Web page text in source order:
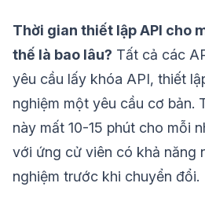
Thời gian thiết lập API cho
thế là bao lâu? Tất cả các
yêu cầu lấy khóa API, thiết
nghiệm một yêu cầu cơ bản.
này mất 10-15 phút cho mỗi
với ứng cử viên có khả năng
nghiệm trước khi chuyển đổi.